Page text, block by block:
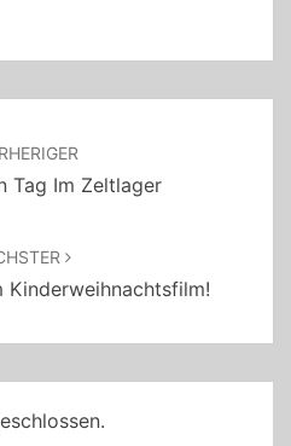
Tag Im Zeltlager
Kinderweihnachtsfilm!